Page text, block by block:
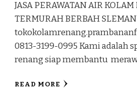
JASA PERAWATAN AIR
TERMURAH BERBAH
0813-3199-0995 Kami adalah
renang siap membantu
READ MORE